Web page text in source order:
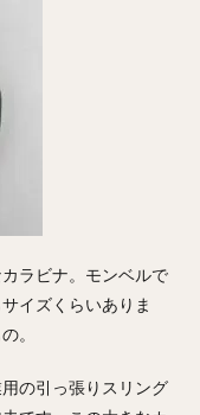
ラビナ。モンベルで
イズくらいありま
。
の引っ張りスリング